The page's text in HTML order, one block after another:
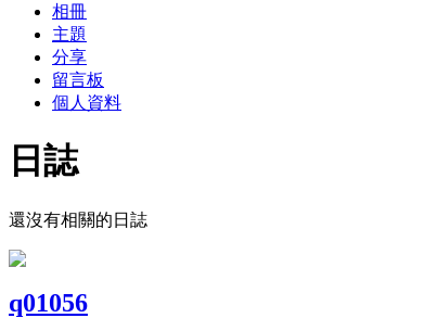
相冊
主題
分享
留言板
個人資料
日誌
還沒有相關的日誌
q01056